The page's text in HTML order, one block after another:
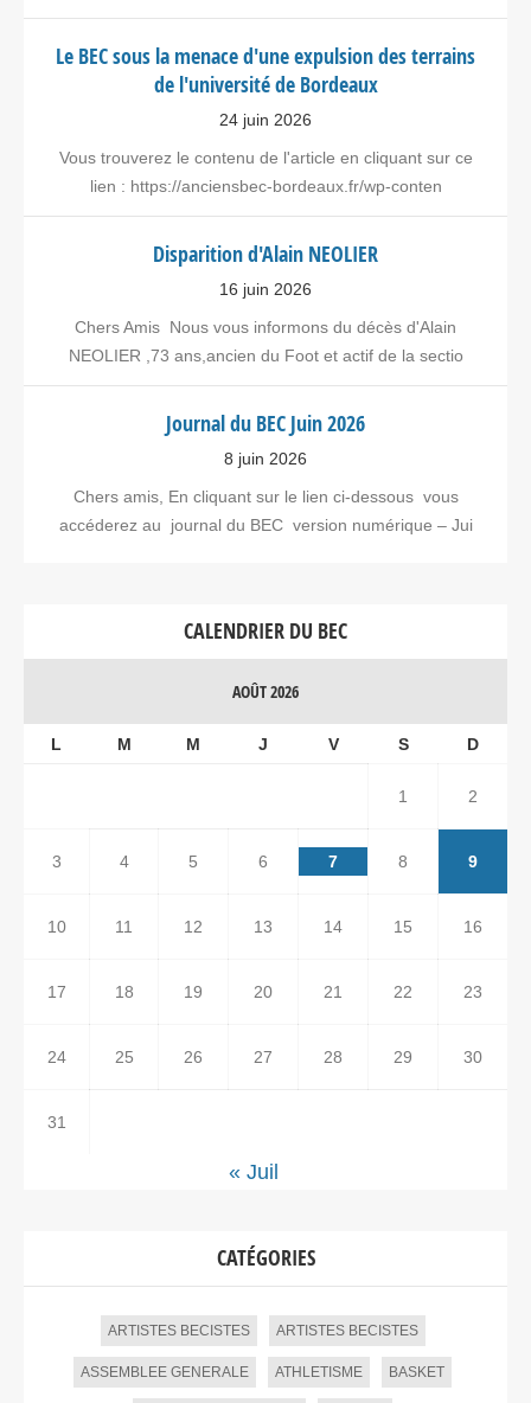
Le BEC sous la menace d'une expulsion des terrains
de l'université de Bordeaux
24 juin 2026
Vous trouverez le contenu de l'article en cliquant sur ce
lien : https://anciensbec-bordeaux.fr/wp-conten
Disparition d'Alain NEOLIER
16 juin 2026
Chers Amis Nous vous informons du décès d'Alain
NEOLIER ,73 ans,ancien du Foot et actif de la sectio
Journal du BEC Juin 2026
8 juin 2026
Chers amis, En cliquant sur le lien ci-dessous vous
accéderez au journal du BEC version numérique – Jui
CALENDRIER DU BEC
AOÛT 2026
L M M J V S D
1 2
3 4 5 6 7 8 9
10 11 12 13 14 15 16
17 18 19 20 21 22 23
24 25 26 27 28 29 30
31
« Juil
CATÉGORIES
ARTISTES BECISTES ARTISTES BECISTES
ASSEMBLEE GENERALE ATHLETISME BASKET